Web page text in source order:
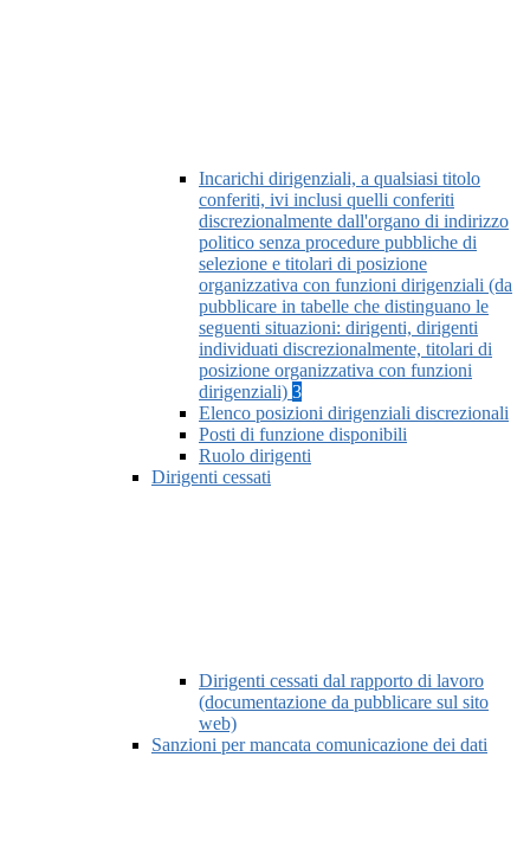
Incarichi dirigenziali, a qualsiasi titolo
conferiti, ivi inclusi quelli conferiti
discrezionalmente dall'organo di indirizzo
politico senza procedure pubbliche di
selezione e titolari di posizione
organizzativa con funzioni dirigenziali (da
pubblicare in tabelle che distinguano le
seguenti situazioni: dirigenti, dirigenti
individuati discrezionalmente, titolari di
posizione organizzativa con funzioni
dirigenziali) 3
Elenco posizioni dirigenziali discrezionali
Posti di funzione disponibili
Ruolo dirigenti
Dirigenti cessati
Dirigenti cessati dal rapporto di lavoro
(documentazione da pubblicare sul sito
web)
Sanzioni per mancata comunicazione dei dati